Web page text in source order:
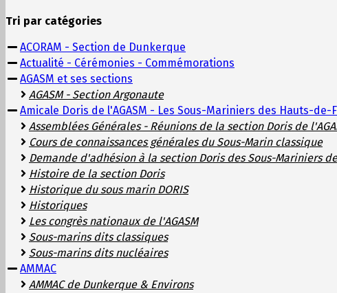
Tri par catégories
ACORAM - Section de Dunkerque
Actualité - Cérémonies - Commémorations
AGASM et ses sections
AGASM - Section Argonaute
Amicale Doris de l'AGASM - Les Sous-Mariniers des Hauts-de-
Assemblées Générales - Réunions de la section Doris de
Cours de connaissances générales du Sous-Marin classique
Demande d'adhésion à la section Doris des Sous-Mariniers
Histoire de la section Doris
Historique du sous marin DORIS
Historiques
Les congrès nationaux de l'AGASM
Sous-marins dits classiques
Sous-marins dits nucléaires
AMMAC
AMMAC de Dunkerque & Environs